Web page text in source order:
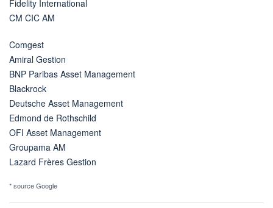
Fidelity International
CM CIC AM
Comgest
Amiral Gestion
BNP Paribas Asset Management
Blackrock
Deutsche Asset Management
Edmond de Rothschild
OFI Asset Management
Groupama AM
Lazard Frères Gestion
* source Google